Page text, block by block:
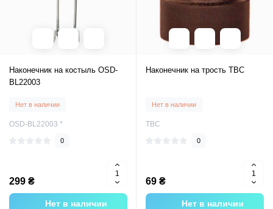
Наконечник на костыль OSD-
BL22003
Нет в наличии
OSD-BL22003 *
0
299 ₴
Нет в наличии
Наконечник на трость TBC
Нет в наличии
TBC
0
69 ₴
Нет в наличии